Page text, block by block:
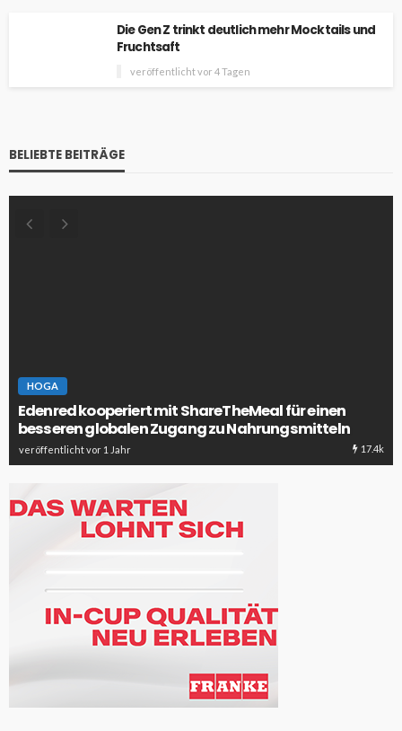
Die Gen Z trinkt deutlich mehr Mocktails und
Fruchtsaft
veröffentlicht vor 4 Tagen
BELIEBTE BEITRÄGE
HOGA
Edenred kooperiert mit ShareTheMeal für einen
besseren globalen Zugang zu Nahrungsmitteln
veröffentlicht vor 1 Jahr 17.4k